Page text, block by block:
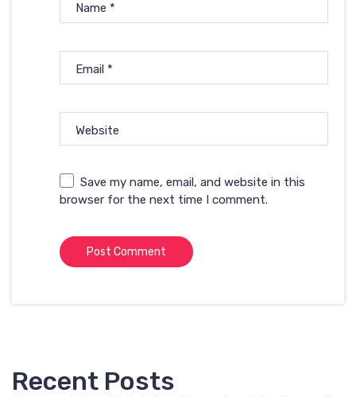
Name *
Email *
Website
Save my name, email, and website in this
browser for the next time I comment.
Recent Posts